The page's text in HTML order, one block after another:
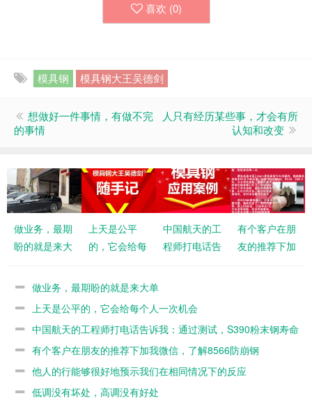
喜欢 (0)
模具钢 模具钢大王吴德剑
想做好一件事情，有做不完
的事情
人只有经历某些事，才会有所
认知和改变
做业务，最期
盼的就是来大
上天是公平
的，它会给每
中国航天的工
程师打电话告
8566
有个客户在朋
友的推荐下加
做业务，最期盼的就是来大单
上天是公平的，它会给每个人一次机会
中国航天的工程师打电话告诉我：通过测试，S390粉末钢寿命
不如8566
有个客户在朋友的推荐下加我微信，了解8566防崩钢
他人的行能够很好地预示我们在相同情况下的反应
低调没有坏处，高调没有好处